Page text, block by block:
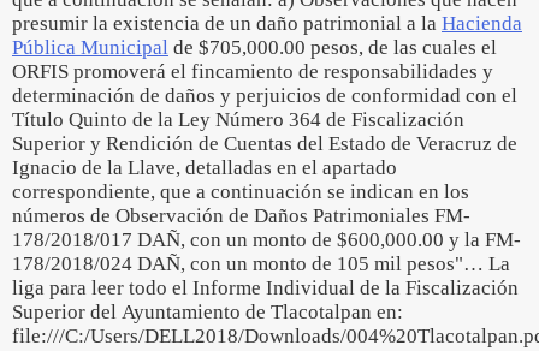
presumir la existencia de un daño patrimonial a la Hacienda
Pública Municipal de $705,000.00 pesos, de las cuales el
ORFIS promoverá el fincamiento de responsabilidades y
determinación de daños y perjuicios de conformidad con el
Título Quinto de la Ley Número 364 de Fiscalización
Superior y Rendición de Cuentas del Estado de Veracruz de
Ignacio de la Llave, detalladas en el apartado
correspondiente, que a continuación se indican en los
números de Observación de Daños Patrimoniales FM-
178/2018/017 DAÑ, con un monto de $600,000.00 y la FM-
178/2018/024 DAÑ, con un monto de 105 mil pesos"… La
liga para leer todo el Informe Individual de la Fiscalización
Superior del Ayuntamiento de Tlacotalpan en:
file:///C:/Users/DELL2018/Downloads/